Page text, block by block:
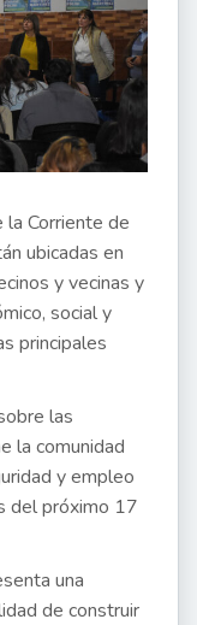
la Corriente de
ubicadas en
y vecinas y
social y
principales
las
la comunidad
y empleo
del próximo 17
una
de construir